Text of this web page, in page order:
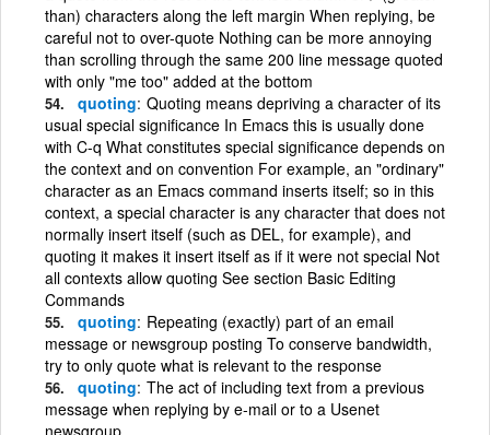
than) characters along the left margin When replying, be
careful not to over-quote Nothing can be more annoying
than scrolling through the same 200 line message quoted
with only "me too" added at the bottom
quoting Quoting means depriving a character of its
usual special significance In Emacs this is usually done
with C-q What constitutes special significance depends on
the context and on convention For example, an "ordinary"
character as an Emacs command inserts itself; so in this
context, a special character is any character that does not
normally insert itself (such as DEL, for example), and
quoting it makes it insert itself as if it were not special Not
all contexts allow quoting See section Basic Editing
Commands
quoting Repeating (exactly) part of an email
message or newsgroup posting To conserve bandwidth,
try to only quote what is relevant to the response
quoting The act of including text from a previous
message when replying by e-mail or to a Usenet
newsgroup